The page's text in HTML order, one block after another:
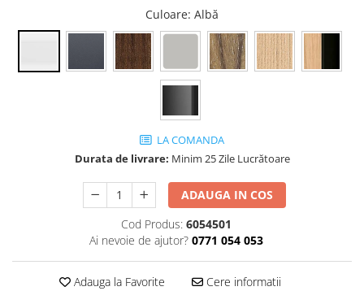
Culoare: Albă
LA COMANDA
Durata de livrare: Minim 25 Zile Lucrătoare
ADAUGA IN COS
Cod Produs: 6054501
Ai nevoie de ajutor? 0771 054 053
Adauga la Favorite Cere informatii